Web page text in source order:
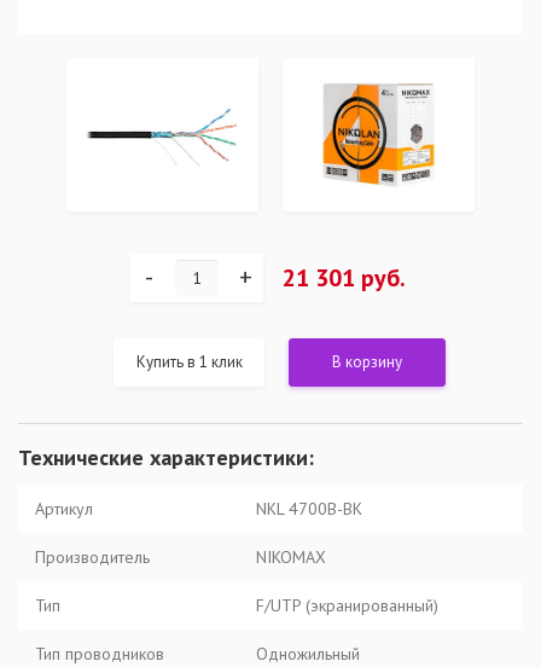
- + 21 301 руб.
Купить в 1 клик В корзину
Технические характеристики:
Артикул NKL 4700B-BK
Производитель NIKOMAX
Тип F/UTP (экранированный)
Тип проводников Одножильный